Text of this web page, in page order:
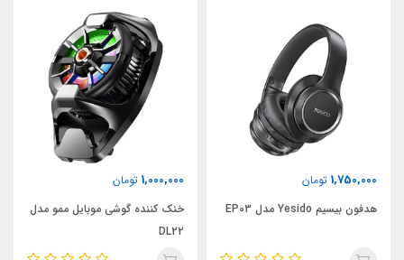
1,750,000 تومان
هدفون بیسیم Yesido مدل EP03
1,000,000 تومان
خنک کننده گوشی موبایل ممو مدل
DL22